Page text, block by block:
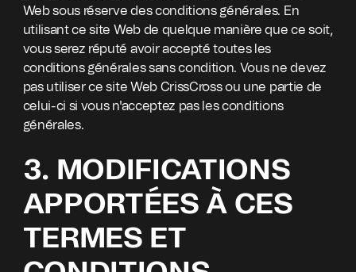
Web sous réserve des conditions générales. En
utilisant ce site Web de quelque manière que ce soit,
vous serez réputé avoir accepté toutes les
conditions générales sans condition. Vous ne devez
pas utiliser ce site Web CrissCross ou une partie de
celui-ci si vous n'acceptez pas les conditions
générales.
3. MODIFICATIONS
APPORTÉES À CES
TERMES ET